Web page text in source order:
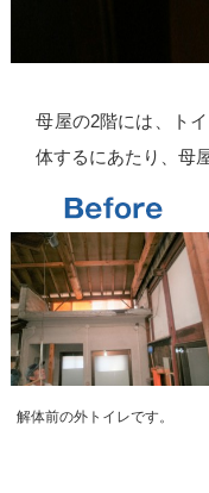
母屋の2階には、ト
体するにあたり、母
解体前の外トイレです。